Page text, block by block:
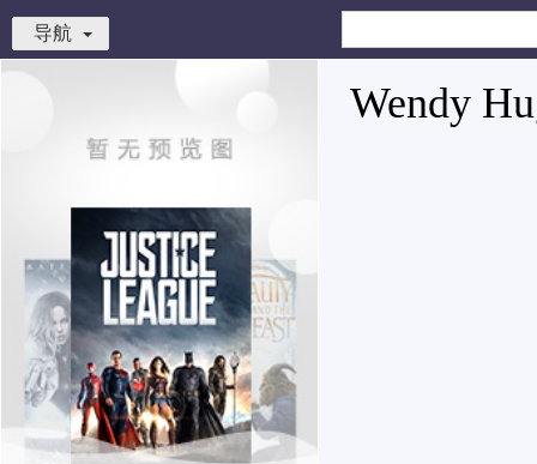
导航
Wendy